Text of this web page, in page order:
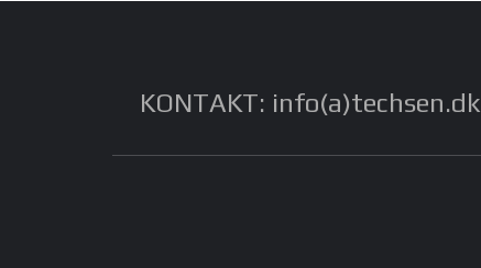
KONTAKT: info(a)techsen.dk